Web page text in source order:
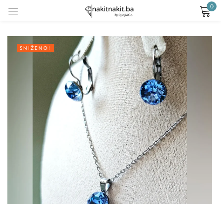
0
SNIŽENO!
Remember me Lost password?
LOG IN
CREATE AN ACCOUNT